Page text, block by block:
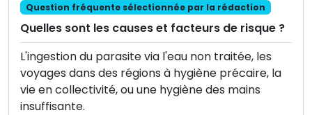
Question fréquente sélectionnée par la rédaction
Quelles sont les causes et facteurs de risque ?
L'ingestion du parasite via l'eau non traitée, les
voyages dans des régions à hygiène précaire, la
vie en collectivité, ou une hygiène des mains
insuffisante.